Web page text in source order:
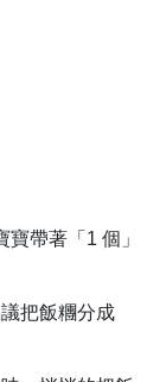
帶著「1 個」
把飯糰分成